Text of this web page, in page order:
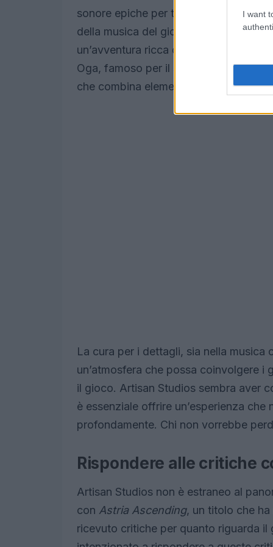
I want
sonore epiche per titoli come
Final
della musica del gioco. La sua
un’avventura ricca di emozioni e
Oga, famoso per il suo lavoro su
che combina elementi fantasy e
La cura per i dettagli, sia nella musica
un’atmosfera che possa coinvolgere
il gioco. Artisan Studios sembra aver
è essenziale offrire un’esperienza
profondamente. Chi non vorrebbe
Rispondere alle critiche
Artisan Studios non è estraneo al
con Astria Ascending, un titolo che
ricevuto critiche per quanto riguarda il